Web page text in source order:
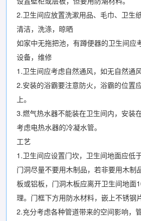
2.卫生间应放置洗漱用品、毛巾、卫生
清洁，洗涤，晾晒
如家中无拖把池，有蹲便器的卫生间应
设备，维修
1.卫生间应考虑自然通风，如无自然通
2.安装的浴霸要注意防火，浴霸的位置
上。
3.燃气热水器不能装在卫生间内，安装
考虑电热水器的冷凝水管。
工艺
1.卫生间应设置门坎，卫生间地面应低
门洞尽量不要用木制品，若非要用木制
板或铝板，门洞木板应离开卫生间地面
理。门框下方用防水材料，嵌上不锈钢
2.充分考虑各种管道带来的空间影响，